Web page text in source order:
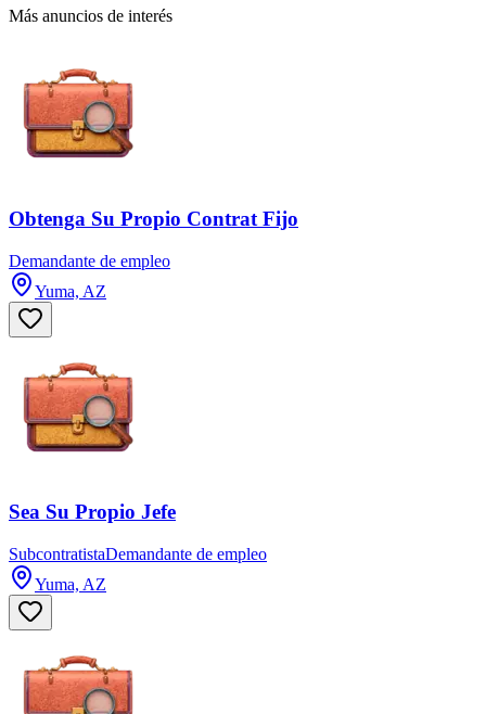
Más anuncios de interés
Obtenga Su Propio Contrat Fijo
Demandante de empleo
Yuma, AZ
Sea Su Propio Jefe
SubcontratistaDemandante de empleo
Yuma, AZ